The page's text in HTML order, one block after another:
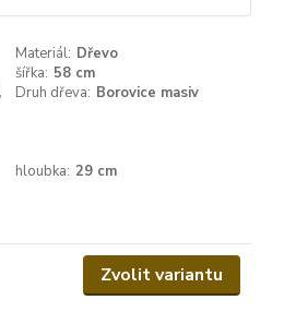
Materiál: Dřevo
šířka: 58 cm
Druh dřeva: Borovice masiv
hloubka: 29 cm
Zvolit variantu